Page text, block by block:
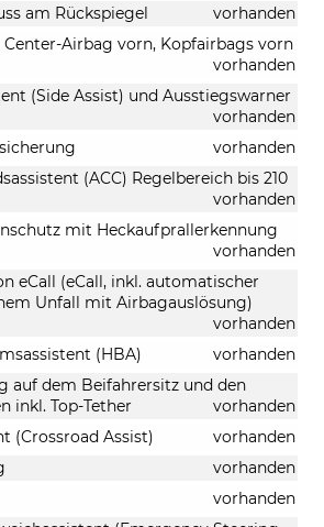
am Rückspiegel
vorhanden
Airbag vorn, Kopfairbags vorn
vorhanden
(Side Assist) und Ausstiegswarner
vorhanden
vorhanden
(ACC) Regelbereich bis 210
vorhanden
mit Heckaufprallerkennung
vorhanden
eCall (eCall, inkl. automatischer
Unfall mit Airbagauslösung)
vorhanden
(HBA)
vorhanden
auf dem Beifahrersitz und den
inkl. Top-Tether
vorhanden
(Crossroad Assist)
vorhanden
vorhanden
vorhanden